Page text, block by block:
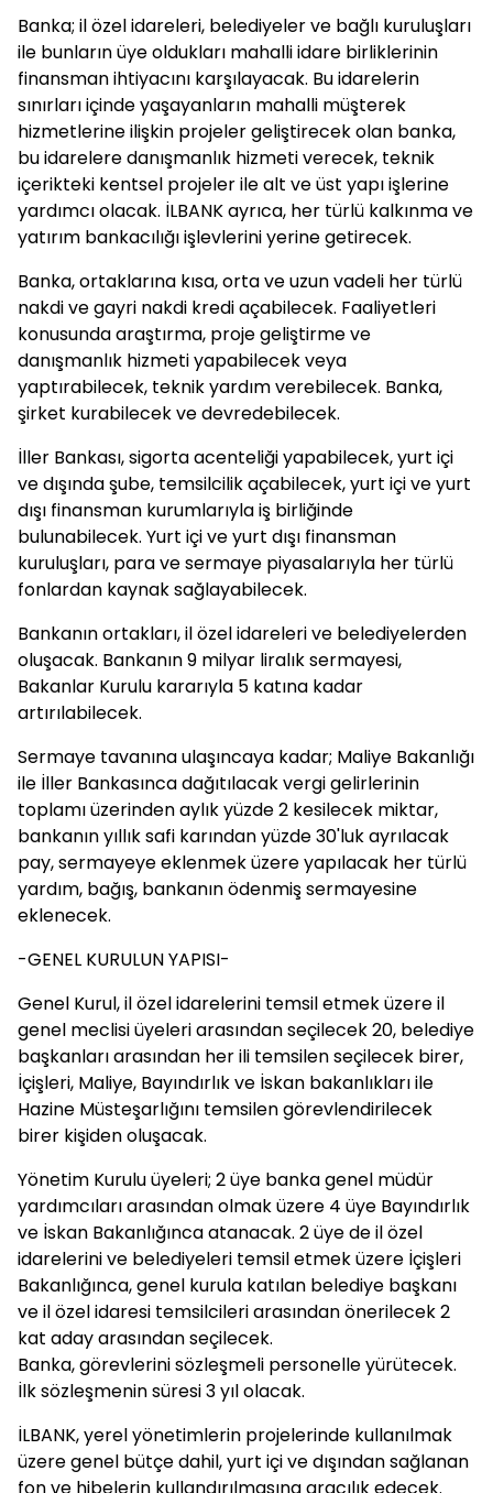
Banka; il özel idareleri, belediyeler ve bağlı kuruluşları
ile bunların üye oldukları mahalli idare birliklerinin
finansman ihtiyacını karşılayacak. Bu idarelerin
sınırları içinde yaşayanların mahalli müşterek
hizmetlerine ilişkin projeler geliştirecek olan banka,
bu idarelere danışmanlık hizmeti verecek, teknik
içerikteki kentsel projeler ile alt ve üst yapı işlerine
yardımcı olacak. İLBANK ayrıca, her türlü kalkınma ve
yatırım bankacılığı işlevlerini yerine getirecek.
Banka, ortaklarına kısa, orta ve uzun vadeli her türlü
nakdi ve gayri nakdi kredi açabilecek. Faaliyetleri
konusunda araştırma, proje geliştirme ve
danışmanlık hizmeti yapabilecek veya
yaptırabilecek, teknik yardım verebilecek. Banka,
şirket kurabilecek ve devredebilecek.
İller Bankası, sigorta acenteliği yapabilecek, yurt içi
ve dışında şube, temsilcilik açabilecek, yurt içi ve yurt
dışı finansman kurumlarıyla iş birliğinde
bulunabilecek. Yurt içi ve yurt dışı finansman
kuruluşları, para ve sermaye piyasalarıyla her türlü
fonlardan kaynak sağlayabilecek.
Bankanın ortakları, il özel idareleri ve belediyelerden
oluşacak. Bankanın 9 milyar liralık sermayesi,
Bakanlar Kurulu kararıyla 5 katına kadar
artırılabilecek.
Sermaye tavanına ulaşıncaya kadar; Maliye Bakanlığı
ile İller Bankasınca dağıtılacak vergi gelirlerinin
toplamı üzerinden aylık yüzde 2 kesilecek miktar,
bankanın yıllık safi karından yüzde 30'luk ayrılacak
pay, sermayeye eklenmek üzere yapılacak her türlü
yardım, bağış, bankanın ödenmiş sermayesine
eklenecek.
-GENEL KURULUN YAPISI-
Genel Kurul, il özel idarelerini temsil etmek üzere il
genel meclisi üyeleri arasından seçilecek 20, belediye
başkanları arasından her ili temsilen seçilecek birer,
İçişleri, Maliye, Bayındırlık ve İskan bakanlıkları ile
Hazine Müsteşarlığını temsilen görevlendirilecek
birer kişiden oluşacak.
Yönetim Kurulu üyeleri; 2 üye banka genel müdür
yardımcıları arasından olmak üzere 4 üye Bayındırlık
ve İskan Bakanlığınca atanacak. 2 üye de il özel
idarelerini ve belediyeleri temsil etmek üzere İçişleri
Bakanlığınca, genel kurula katılan belediye başkanı
ve il özel idaresi temsilcileri arasından önerilecek 2
kat aday arasından seçilecek.
Banka, görevlerini sözleşmeli personelle yürütecek.
İlk sözleşmenin süresi 3 yıl olacak.
İLBANK, yerel yönetimlerin projelerinde kullanılmak
üzere genel bütçe dahil, yurt içi ve dışından sağlanan